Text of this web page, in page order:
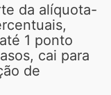
da alíquota-
1 ponto
cai para
de